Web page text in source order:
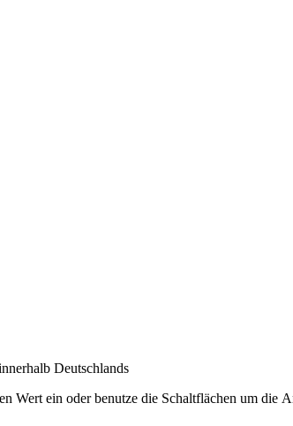
Deutschlands
Wert ein oder benutze die Schaltflächen um die